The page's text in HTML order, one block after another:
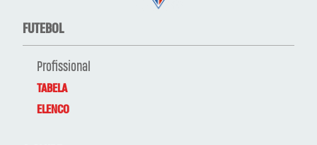
FUTEBOL
Profissional
TABELA
ELENCO